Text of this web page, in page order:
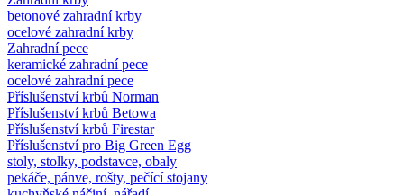
betonové zahradní krby
ocelové zahradní krby
Zahradní pece
keramické zahradní pece
ocelové zahradní pece
Příslušenství krbů Norman
Příslušenství krbů Betowa
Příslušenství krbů Firestar
Příslušenství pro Big Green Egg
stoly, stolky, podstavce, obaly
pekáče, pánve, rošty, pečící stojany